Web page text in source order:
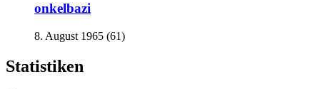
onkelbazi
8. August 1965 (61)
Statistiken